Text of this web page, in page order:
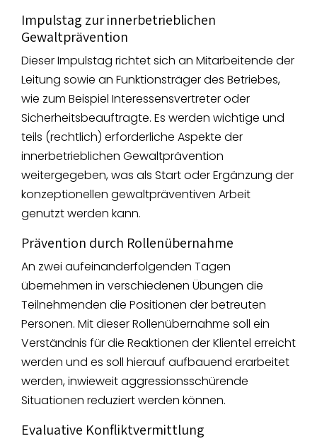
Impulstag zur innerbetrieblichen
Gewaltprävention
Dieser Impulstag richtet sich an Mitarbeitende der
Leitung sowie an Funktionsträger des Betriebes,
wie zum Beispiel Interessensvertreter oder
Sicherheitsbeauftragte. Es werden wichtige und
teils (rechtlich) erforderliche Aspekte der
innerbetrieblichen Gewaltprävention
weitergegeben, was als Start oder Ergänzung der
konzeptionellen gewaltpräventiven Arbeit
genutzt werden kann.
Prävention durch Rollenübernahme
An zwei aufeinanderfolgenden Tagen
übernehmen in verschiedenen Übungen die
Teilnehmenden die Positionen der betreuten
Personen. Mit dieser Rollenübernahme soll ein
Verständnis für die Reaktionen der Klientel erreicht
werden und es soll hierauf aufbauend erarbeitet
werden, inwieweit aggressionsschürende
Situationen reduziert werden können.
Evaluative Konfliktvermittlung